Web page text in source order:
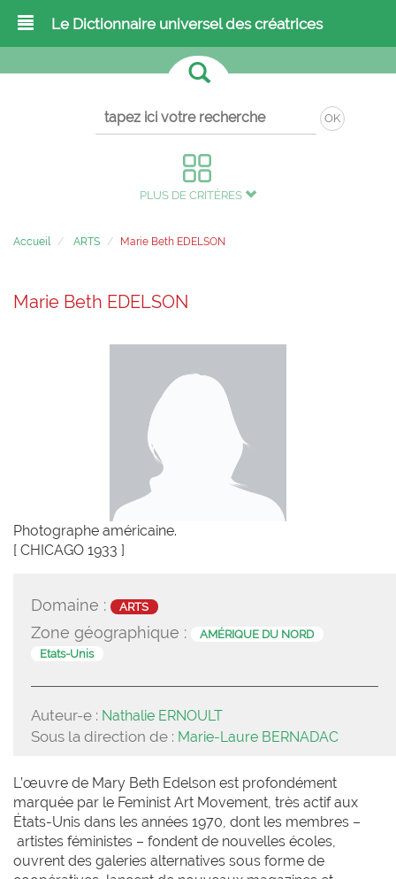
Le Dictionnaire universel des créatrices
OK
PLUS DE CRITÈRES
Accueil ARTS Marie Beth EDELSON
Marie Beth EDELSON
Photographe américaine.
[ CHICAGO 1933 ]
Domaine : ARTS
Zone géographique :
AMÉRIQUE DU NORD
Etats-Unis
Auteur-e : Nathalie ERNOULT
Sous la direction de : Marie-Laure BERNADAC
L’œuvre de Mary Beth Edelson est profondément
marquée par le Feminist Art Movement, très actif aux
États-Unis dans les années 1970, dont les membres –
artistes féministes – fondent de nouvelles écoles,
ouvrent des galeries alternatives sous forme de